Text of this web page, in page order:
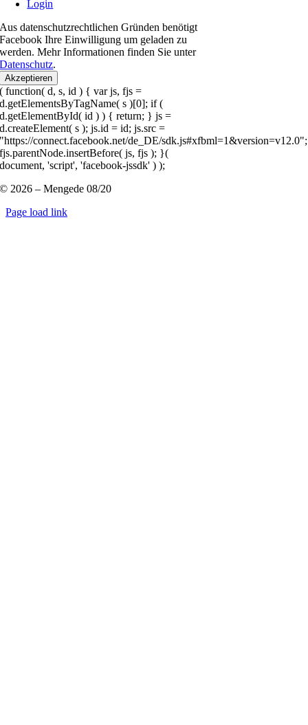
Login
Aus datenschutzrechtlichen Gründen benötigt
Facebook Ihre Einwilligung um geladen zu
werden. Mehr Informationen finden Sie unter
Datenschutz.
Akzeptieren
( function( d, s, id ) { var js, fjs =
d.getElementsByTagName( s )[0]; if (
d.getElementById( id ) ) { return; } js =
d.createElement( s ); js.id = id; js.src =
"https://connect.facebook.net/de_DE/sdk.js#xfbml=1&version=v12.0";
fjs.parentNode.insertBefore( js, fjs ); }(
document, 'script', 'facebook-jssdk' ) );
© 2026 – Mengede 08/20
Page load link